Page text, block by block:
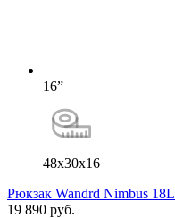
16”
48x30x16
Рюкзак Wandrd Nimbus 18L
19 890 руб.